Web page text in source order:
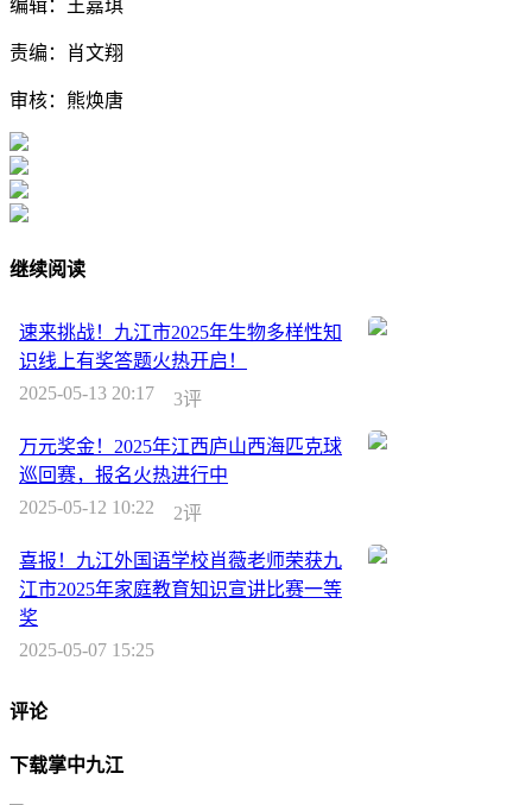
编辑：王嘉琪
责编：肖文翔
审核：熊焕唐
继续阅读
速来挑战！九江市2025年生物多样性知
识线上有奖答题火热开启！
2025-05-13 20:17
3评
万元奖金！2025年江西庐山西海匹克球
巡回赛，报名火热进行中
2025-05-12 10:22
2评
喜报！九江外国语学校肖薇老师荣获九
江市2025年家庭教育知识宣讲比赛一等
奖
2025-05-07 15:25
评论
下载掌中九江